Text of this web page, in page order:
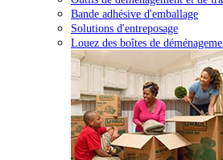
Bande adhésive d'emballage
Solutions d'entreposage
Louez des boîtes de